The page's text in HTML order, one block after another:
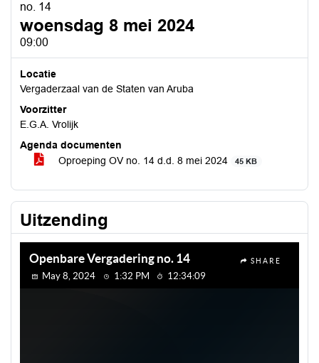
no. 14
woensdag 8 mei 2024
09:00
Locatie
Vergaderzaal van de Staten van Aruba
Voorzitter
E.G.A. Vrolijk
Agenda documenten
Oproeping OV no. 14 d.d. 8 mei 2024
45 KB
Uitzending